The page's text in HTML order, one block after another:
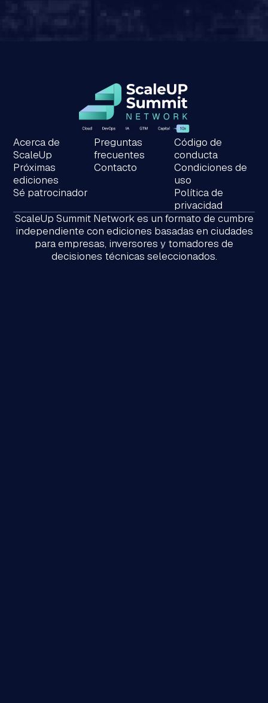
Acerca de
ScaleUp
Próximas
ediciones
Sé patrocinador
Preguntas
frecuentes
Contacto
Código de
conducta
Condiciones de
uso
Política de
privacidad
ScaleUp Summit Network es un formato de cumbre
independiente con ediciones basadas en ciudades
para empresas, inversores y tomadores de
decisiones técnicas seleccionados.